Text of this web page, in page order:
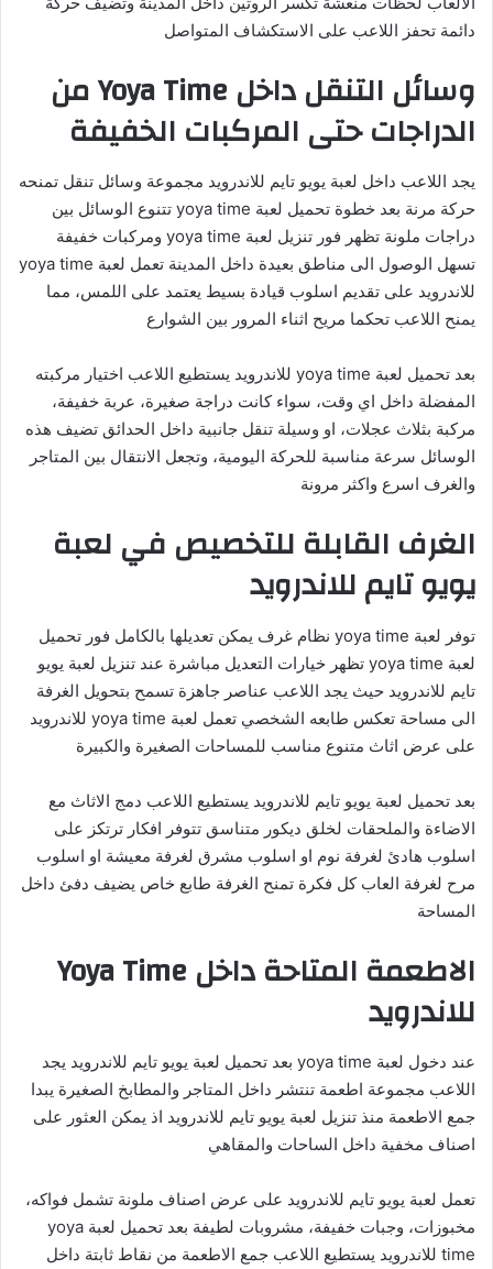
دائمة تحفز اللاعب على الاستكشاف المتواصل
وسائل التنقل داخل Yoya Time من
الدراجات حتى المركبات الخفيفة
يجد اللاعب داخل لعبة يويو تايم للاندرويد مجموعة وسائل تنقل تمنحه
حركة مرنة بعد خطوة تحميل لعبة yoya time تتنوع الوسائل بين
دراجات ملونة تظهر فور تنزيل لعبة yoya time ومركبات خفيفة
تسهل الوصول الى مناطق بعيدة داخل المدينة تعمل لعبة yoya time
للاندرويد على تقديم اسلوب قيادة بسيط يعتمد على اللمس، مما
يمنح اللاعب تحكما مريح اثناء المرور بين الشوارع
بعد تحميل لعبة yoya time للاندرويد يستطيع اللاعب اختيار مركبته
المفضلة داخل اي وقت، سواء كانت دراجة صغيرة، عربة خفيفة،
مركبة بثلاث عجلات، او وسيلة تنقل جانبية داخل الحدائق تضيف هذه
الوسائل سرعة مناسبة للحركة اليومية، وتجعل الانتقال بين المتاجر
والغرف اسرع واكثر مرونة
الغرف القابلة للتخصيص في لعبة
يويو تايم للاندرويد
توفر لعبة yoya time نظام غرف يمكن تعديلها بالكامل فور تحميل
لعبة yoya time تظهر خيارات التعديل مباشرة عند تنزيل لعبة يويو
تايم للاندرويد حيث يجد اللاعب عناصر جاهزة تسمح بتحويل الغرفة
الى مساحة تعكس طابعه الشخصي تعمل لعبة yoya time للاندرويد
على عرض اثاث متنوع مناسب للمساحات الصغيرة والكبيرة
بعد تحميل لعبة يويو تايم للاندرويد يستطيع اللاعب دمج الاثاث مع
الاضاءة والملحقات لخلق ديكور متناسق تتوفر افكار ترتكز على
اسلوب هادئ لغرفة نوم او اسلوب مشرق لغرفة معيشة او اسلوب
مرح لغرفة العاب كل فكرة تمنح الغرفة طابع خاص يضيف دفئ داخل
المساحة
الاطعمة المتاحة داخل Yoya Time
للاندرويد
عند دخول لعبة yoya time بعد تحميل لعبة يويو تايم للاندرويد يجد
اللاعب مجموعة اطعمة تنتشر داخل المتاجر والمطابخ الصغيرة يبدا
جمع الاطعمة منذ تنزيل لعبة يويو تايم للاندرويد اذ يمكن العثور على
اصناف مخفية داخل الساحات والمقاهي
تعمل لعبة يويو تايم للاندرويد على عرض اصناف ملونة تشمل فواكه،
مخبوزات، وجبات خفيفة، مشروبات لطيفة بعد تحميل لعبة yoya
time للاندرويد يستطيع اللاعب جمع الاطعمة من نقاط ثابتة داخل